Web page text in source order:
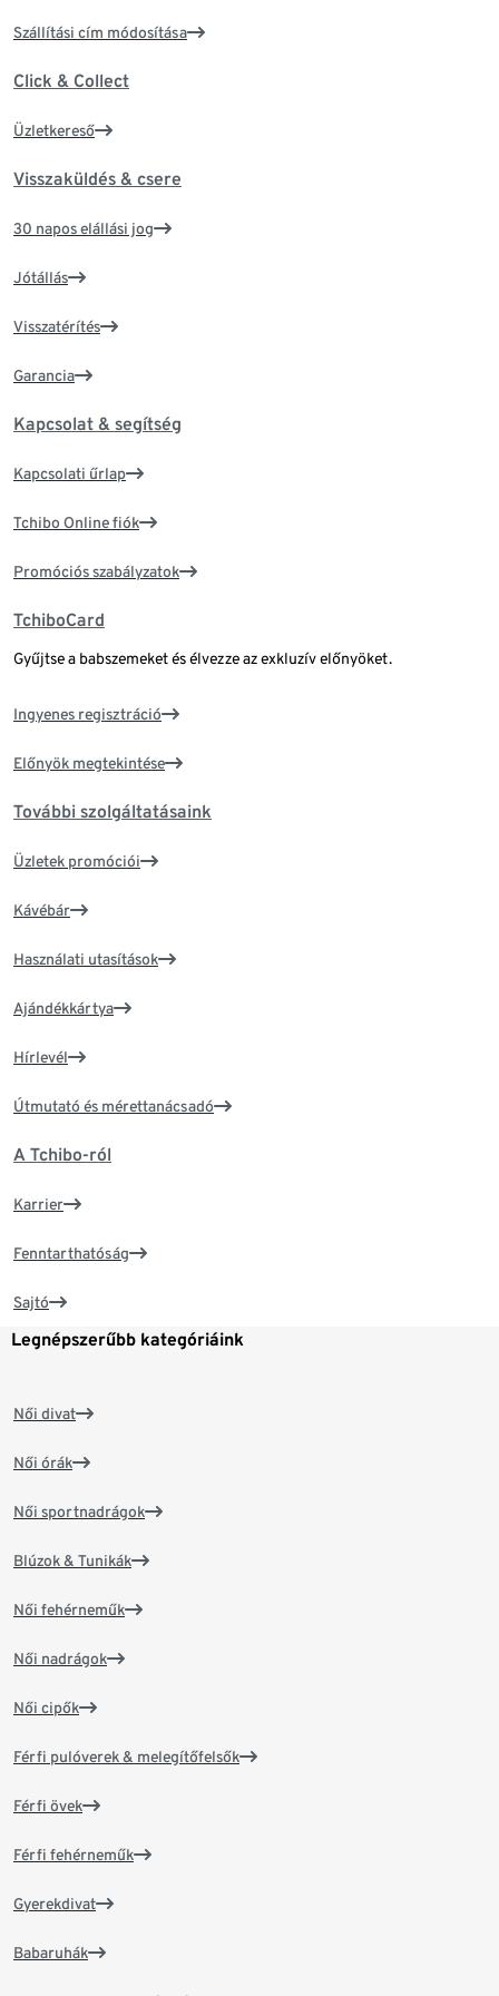
Szállítási cím módosítása
Click & Collect
Üzletkereső
Visszaküldés & csere
30 napos elállási jog
Jótállás
Visszatérítés
Garancia
Kapcsolat & segítség
Kapcsolati űrlap
Tchibo Online fiók
Promóciós szabályzatok
TchiboCard
Gyűjtse a babszemeket és élvezze az exkluzív előnyöket.
Ingyenes regisztráció
Előnyök megtekintése
További szolgáltatásaink
Üzletek promóciói
Kávébár
Használati utasítások
Ajándékkártya
Hírlevél
Útmutató és mérettanácsadó
A Tchibo-ról
Karrier
Fenntarthatóság
Sajtó
Legnépszerűbb kategóriáink
Női divat
Női órák
Női sportnadrágok
Blúzok & Tunikák
Női fehérneműk
Női nadrágok
Női cipők
Férfi pulóverek & melegítőfelsők
Férfi övek
Férfi fehérneműk
Gyerekdivat
Babaruhák